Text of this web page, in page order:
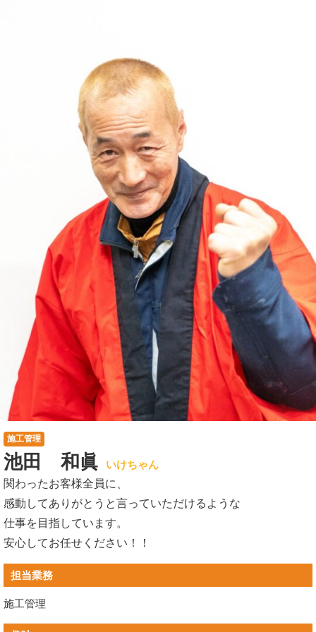
施工管理
池田 和眞
いけちゃん
関わったお客様全員に、
感動してありがとうと言っていただけるような
仕事を目指しています。
安心してお任せください！！
担当業務
施工管理